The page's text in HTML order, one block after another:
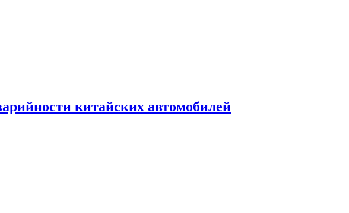
китайских автомобилей